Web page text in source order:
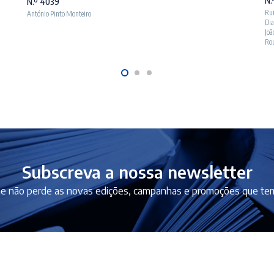
era:
é:
António Pinto Monteiro
Subscreva a nossa newsletter
não perde as novas edições, campanhas e promoções que